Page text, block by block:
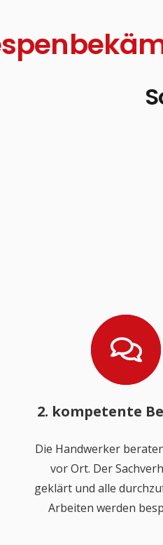
2. kompetente
Die Handwerker
vor Ort. Der
geklärt und alle
Arbeiten werden